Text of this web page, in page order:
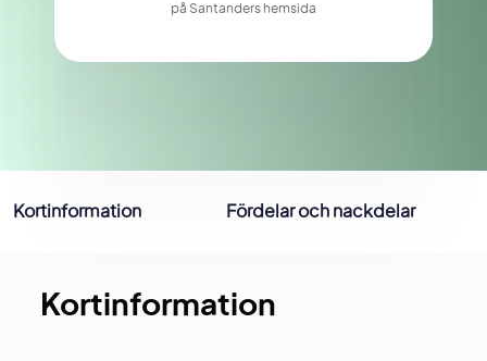
på Santanders hemsida
Kortinformation Fördelar och nackdelar
Kortinformation